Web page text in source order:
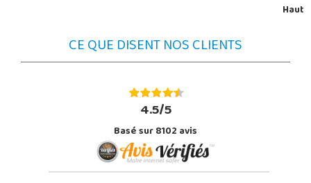
Haut
CE QUE DISENT NOS CLIENTS
4.5/5
Basé sur 8102 avis